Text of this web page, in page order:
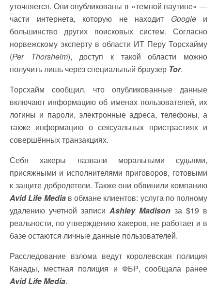
уточняется. Они опубликованы в «темной паутине» —
части интернета, которую не находит Googleи
большинство других поисковых систем. Согласно
норвежскому эксперту в области ИТ Перу Торсхайму
(Per Thorsheim), доступ к такой области можно
получить лишь через специальный браузер Tor.
Торсхайм сообщил, что опубликованные данные
включают информацию об именах пользователей, их
логины и пароли, электронные адреса, телефоны, а
также информацию о сексуальных пристрастиях и
совершённых транзакциях.
Себя хакеры назвали моральными судьями,
присяжными и исполнителями приговоров, готовыми
к защите добродетели. Также они обвинили компанию
Avid Life Mediaв обмане клиентов: услуга по полному
удалению учетной записи Ashley Madison за $19 в
реальности, по утверждению хакеров, не работает и в
базе остаются личные данные пользователей.
Расследование взлома ведут королевская полиция
Канады, местная полиция и ФБР, сообщала ранее
Avid Life Media.